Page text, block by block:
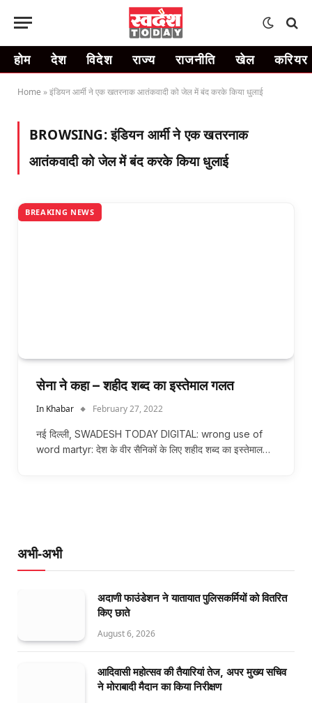
होम देश विदेश राज्य राजनीति खेल करियर
Home »इंडियन आर्मी ने एक खतरनाक आतंकवादी को जेल में बंद करके किया धुलाई
BROWSING:इंडियन आर्मी ने एक खतरनाक
आतंकवादी को जेल में बंद करके किया धुलाई
BREAKING NEWS
सेना ने कहा – शहीद शब्द का इस्तेमाल गलत
In Khabar February 27, 2022
नई दिल्ली, SWADESH TODAY DIGITAL: wrong use of
word martyr: देश के वीर सैनिकों के लिए शहीद शब्द का इस्तेमाल…
अभी-अभी
अदाणी फाउंडेशन ने यातायात पुलिसकर्मियों को वितरित
किए छाते
August 6, 2026
आदिवासी महोत्सव की तैयारियां तेज, अपर मुख्य सचिव
ने मोराबादी मैदान का किया निरीक्षण